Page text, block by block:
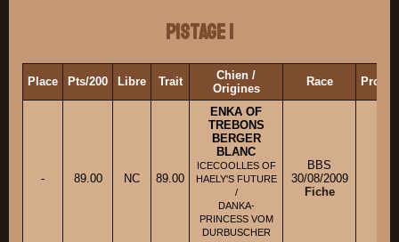
Pistage 1
Place Pts/200 Libre Trait
Chien /
Origines
Race
- 89.00 NC 89.00
ENKA OF
TREBONS
BERGER
BLANC
ICECOOLLES OF
HAELY'S FUTURE
/
DANKA-
PRINCESS VOM
DURBUSCHER
BBS
30/08/2009
Fiche